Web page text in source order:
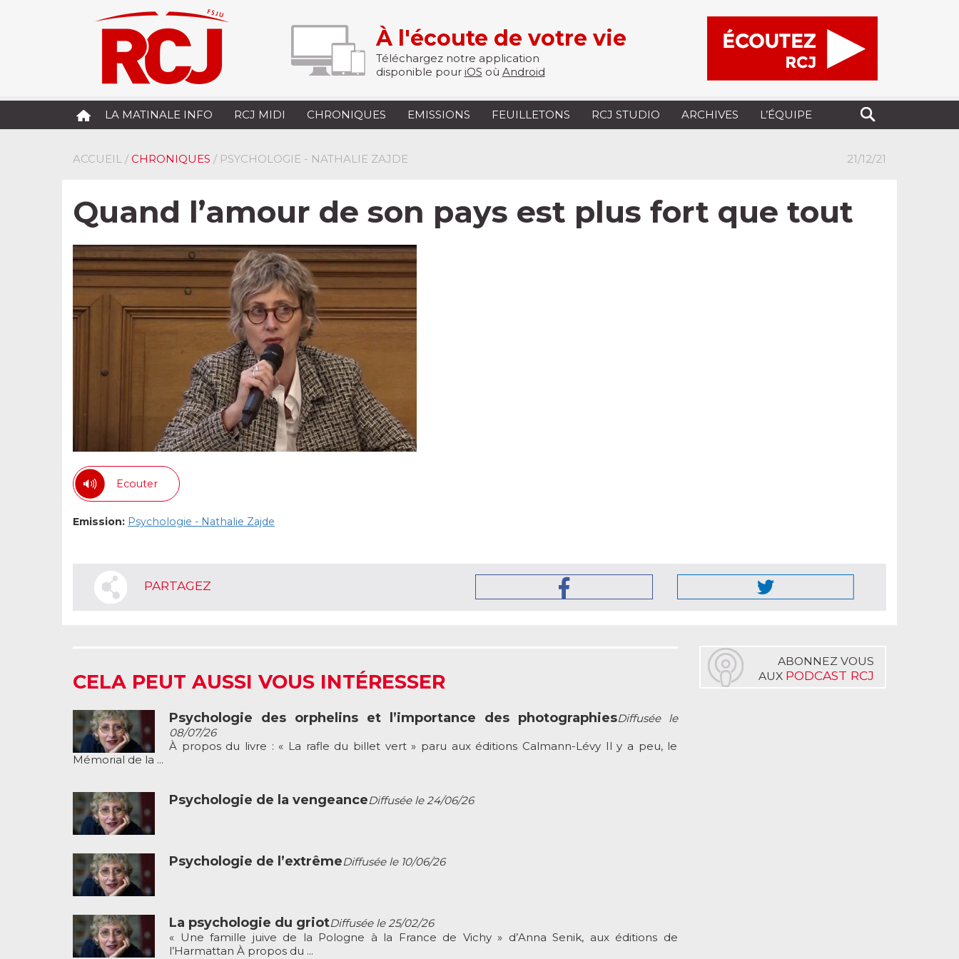
À l'écoute de votre vie
Téléchargez notre application
disponible pour iOS où Android
LA MATINALE INFO RCJ MIDI CHRONIQUES EMISSIONS FEUILLETONS RCJ STUDIO ARCHIVES L’ÉQUIPE
ACCUEIL / CHRONIQUES / PSYCHOLOGIE - NATHALIE ZAJDE 21/12/21
Quand l’amour de son pays est plus fort que tout
Ecouter
Emission: Psychologie - Nathalie Zajde
PARTAGEZ
CELA PEUT AUSSI VOUS INTÉRESSER
Psychologie des orphelins et l’importance des photographiesDiffusée le
08/07/26
À propos du livre : « La rafle du billet vert » paru aux éditions Calmann-Lévy Il y a peu, le
Mémorial de la ...
Psychologie de la vengeanceDiffusée le 24/06/26
Psychologie de l’extrêmeDiffusée le 10/06/26
La psychologie du griotDiffusée le 25/02/26
« Une famille juive de la Pologne à la France de Vichy » d’Anna Senik, aux éditions de
l’Harmattan À propos du ...
ABONNEZ VOUS
AUX PODCAST RCJ